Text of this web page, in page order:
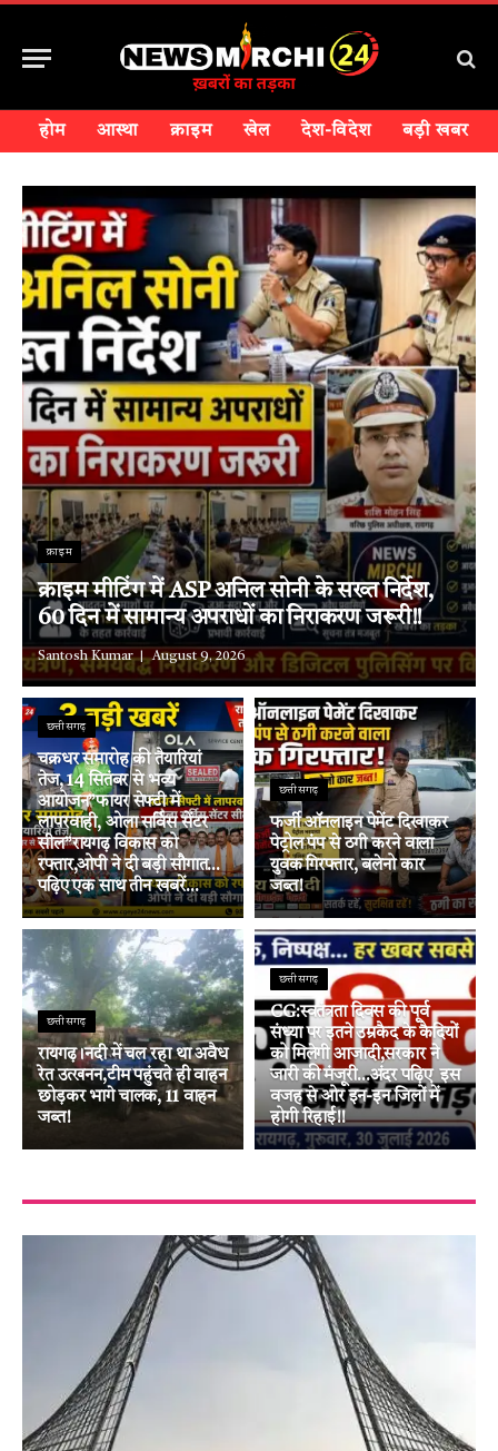
होम आस्था क्राइम खेल देश-विदेश बड़ी खबर
क्राइम
क्राइम मीटिंग में ASP अनिल सोनी के सख्त निर्देश,
60 दिन में सामान्य अपराधों का निराकरण जरूरी!!
Santosh Kumar August 9, 2026
छत्तीसगढ़
चक्रधर समारोह की तैयारियां
तेज, 14 सितंबर से भव्य
आयोजन”फायर सेफ्टी में
लापरवाही, ओला सर्विस सेंटर
सील”रायगढ़ विकास को
रफ्तार,ओपी ने दी बड़ी सौगात…
पढ़िए एक साथ तीन खबरें…
छत्तीसगढ़
फर्जी ऑनलाइन पेमेंट दिखाकर
पेट्रोल पंप से ठगी करने वाला
युवक गिरफ्तार, बलेनो कार
जब्त!
छत्तीसगढ़
रायगढ़।नदी में चल रहा था अवैध
रेत उत्खनन,टीम पहुंचते ही वाहन
छोड़कर भागे चालक, 11 वाहन
जब्त!
छत्तीसगढ़
CG:स्वतंत्रता दिवस की पूर्व
संध्या पर इतने उम्रकैद के कैदियों
को मिलेगी आजादी,सरकार ने
जारी की मंजूरी…अंदर पढ़िए इस
वजह से ओर इन-इन जिलों में
होगी रिहाई!!